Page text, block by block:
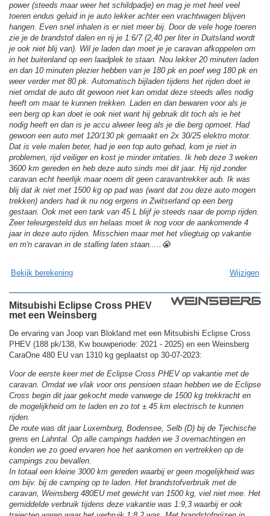
power (steeds maar weer het schildpadje) en mag je met heel veel
toeren endus geluid in je auto lekker achter een vrachtwagen blijven
hangen. Even snel inhalen is er niet meer bij. Door de vele hoge toeren
zie je de brandstof dalen en rij je 1:6/7 (2,40 per liter in Duitsland wordt
je ook niet blij van). Wil je laden dan moet je je caravan afkoppelen om
in het buitenland op een laadplek te staan. Nou lekker 20 minuten laden
en dan 10 minuten plezier hebben van je 180 pk en poef weg 180 pk en
weer verder met 80 pk. Automatisch bijladen tijdens het rijden doet ie
niet omdat de auto dit gewoon niet kan omdat deze steeds alles nodig
heeft om maar te kunnen trekken. Laden en dan bewaren voor als je
een berg op kan doet ie ook niet want hij gebruik dit toch als ie het
nodig heeft en dan is je accu alweer leeg als je die berg opmoet. Had
gewoon een auto met 120/130 pk gemaakt en 2x 30/25 elektro motor.
Dat is vele malen beter, had je een top auto gehad, kom je niet in
problemen, rijd veiliger en kost je minder irritaties. Ik heb deze 3 weken
3600 km gereden en heb deze auto sinds mei dit jaar. Hij rijd zonder
caravan echt heerlijk maar noem dit geen caravantrekker aub. Ik was
blij dat ik niet met 1500 kg op pad was (want dat zou deze auto mogen
trekken) anders had ik nu nog ergens in Zwitserland op een berg
gestaan. Ook met een tank van 45 L blijf je steeds naar de pomp rijden.
Zeer teleurgesteld dus en helaas moet ik nog voor de aankomende 4
jaar in deze auto rijden. Misschien maar met het vliegtuig op vakantie
en m'n caravan in de stalling laten staan.....😭
Bekijk berekening Wijzigen
Mitsubishi Eclipse Cross PHEV
met een Weinsberg
De ervaring van Joop van Blokland met een Mitsubishi Eclipse Cross
PHEV (188 pk/138, Kw bouwperiode: 2021 - 2025) en een Weinsberg
CaraOne 480 EU van 1310 kg geplaatst op 30-07-2023:
Voor de eerste keer met de Eclipse Cross PHEV op vakantie met de
caravan. Omdat we vlak voor ons pensioen staan hebben we de Eclipse
Cross begin dit jaar gekocht mede vanwege de 1500 kg trekkracht en
de mogelijkheid om te laden en zo tot ± 45 km electrisch te kunnen
rijden.
De route was dit jaar Luxemburg, Bodensee, Selb (D) bij de Tjechische
grens en Lahntal. Op alle campings hadden we 3 overnachtingen en
konden we zo goed ervaren hoe het aankomen en vertrekken op de
campings zou bevallen.
In totaal een kleine 3000 km gereden waarbij er geen mogelijkheid was
om bijv. bij de camping op te laden. Het brandstofverbruik met de
caravan, Weinsberg 480EU met gewicht van 1500 kg, viel niet mee. Het
gemiddelde verbruik tijdens deze vakantie was 1:9,3 waarbij er ook